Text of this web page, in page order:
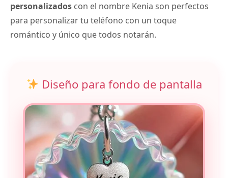
personalizados con el nombre Kenia son perfectos
para personalizar tu teléfono con un toque
romántico y único que todos notarán.
Diseño para fondo de pantalla